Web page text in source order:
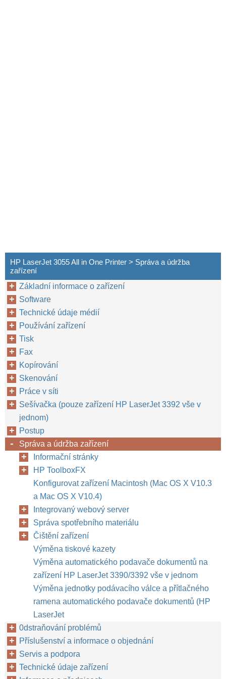
HP LaserJet 3055 All in One Printer > Správa a údržba
zařízení
Základní informace o zařízení
Software
Technické údaje médií
Používání zařízení
Tisk
Fax
Kopírování
Skenování
Práce v síti
Sešívačka (pouze zařízení HP LaserJet 3392 vše v
jednom)
Postup
Správa a údržba zařízení
Informační stránky
HP ToolboxFX
Konfigurovat zařízení Macintosh (Mac OS X V10.3
a Mac OS X V10.4)
Integrovaný webový server
Správa spotřebního materiálu
Čištění zařízení
Výměna tiskové kazety
Výměna automatického podavače dokumentů na
zařízení HP LaserJet 3390/3392 vše v jednom
Výměna jednotky podávacího válce a přítlačného
ramena automatického podavače dokumentů (HP
LaserJet
0dstraňování problémů
Příslušenství a informace o objednání
Servis a podpora
Technické údaje zařízení